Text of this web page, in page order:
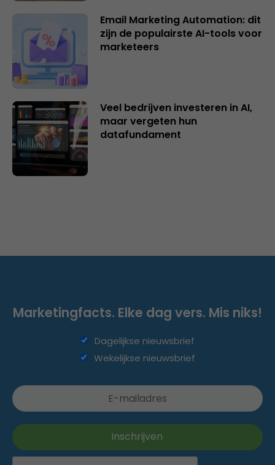
Email Marketing Automation: dit
zijn de populairste AI-tools voor
marketeers
Veel bedrijven investeren in AI,
maar vergeten hun
datafundament
Marketingfacts. Elke dag vers. Mis niks!
Dagelijkse nieuwsbrief
Wekelijkse nieuwsbrief